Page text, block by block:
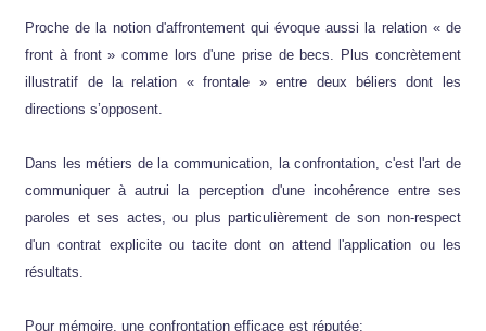
Proche de la notion d'affrontement qui évoque aussi la relation « de
front à front » comme lors d'une prise de becs. Plus concrètement
illustratif de la relation « frontale » entre deux béliers dont les
directions s’opposent.
Dans les métiers de la communication, la confrontation, c'est l'art de
communiquer à autrui la perception d'une incohérence entre ses
paroles et ses actes, ou plus particulièrement de son non-respect
d'un contrat explicite ou tacite dont on attend l'application ou les
résultats.
Pour mémoire, une confrontation efficace est réputée: